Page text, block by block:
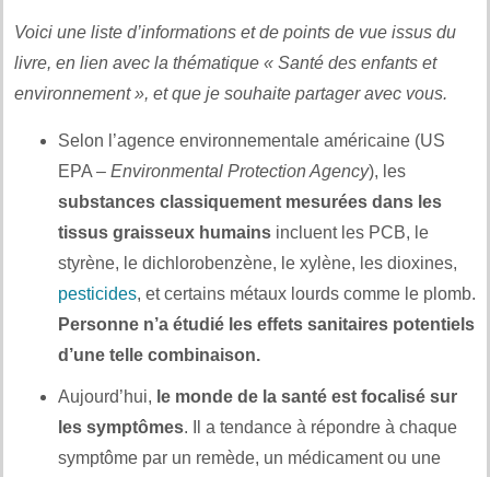
Voici une liste d’informations et de points de vue issus du
livre, en lien avec la thématique « Santé des enfants et
environnement », et que je souhaite partager avec vous.
Selon l’agence environnementale américaine (US
EPA – Environmental Protection Agency), les
substances classiquement mesurées dans les
tissus graisseux humains incluent les PCB, le
styrène, le dichlorobenzène, le xylène, les dioxines,
pesticides, et certains métaux lourds comme le plomb.
Personne n’a étudié les effets sanitaires potentiels
d’une telle combinaison.
Aujourd’hui, le monde de la santé est focalisé sur
les symptômes. Il a tendance à répondre à chaque
symptôme par un remède, un médicament ou une